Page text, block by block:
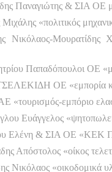
Παναγιώτης & ΣΙΑ ΟΕ
«πολιτικός
Νικόλαος-
Παπαδόπουλοι ΟΕ
ΟΕ «εμπορία
«τουρισμός-εμπόριο
Ευάγγελος
Ελένη & ΣΙΑ ΟΕ «ΚΕΚ
Απόστολος «οίκος
Νικόλαος «οικοδομικά